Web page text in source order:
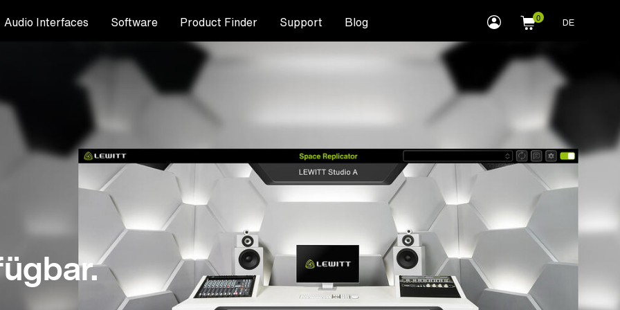
Audio Interfaces Software Product Finder Support Blog myLEWITT
Account
DE